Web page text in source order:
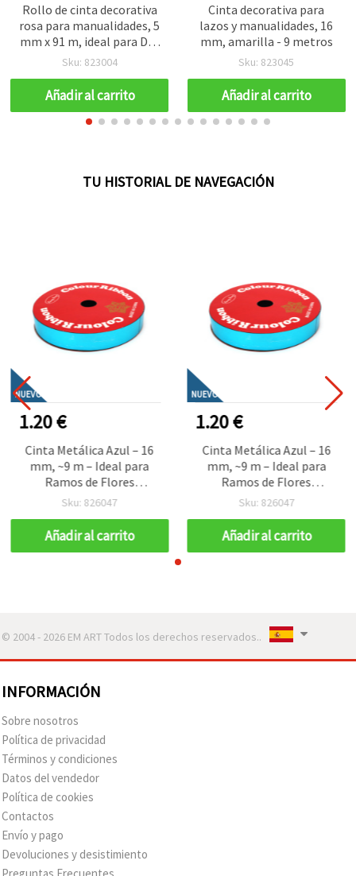
Rollo de cinta decorativa
rosa para manualidades, 5
mm x 91 m, ideal para DIY,
arreglos florales, bodas y
Sku: 823004
Añadir al carrito
Cinta decorativa para
lazos y manualidades, 16
mm, amarilla - 9 metros
Sku: 823045
Añadir al carrito
TU HISTORIAL DE NAVEGACIÓN
NUEVO
1.20 €
Cinta Metálica Azul – 16
mm, ~9 m – Ideal para
Ramos de Flores
Elegantes y Envolver
(Manualidades y
Scrapbooking)
Sku: 826047
Añadir al carrito
NUEVO
1.20 €
Cinta Metálica Azul – 16
mm, ~9 m – Ideal para
Ramos de Flores
Elegantes y Envolver
(Manualidades y
Scrapbooking)
Sku: 826047
Añadir al carrito
© 2004 - 2026 EM ART Todos los derechos reservados..
INFORMACIÓN
Sobre nosotros
Política de privacidad
Términos y condiciones
Datos del vendedor
Política de cookies
Contactos
Envío y pago
Devoluciones y desistimiento
Preguntas Frecuentes